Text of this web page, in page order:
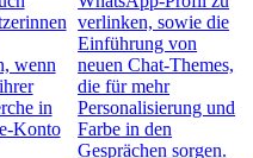
wenn
in
Konto
verlinken, sowie die
Einführung von
neuen Chat-Themes,
die für mehr
Personalisierung und
Farbe in den
Gesprächen sorgen.